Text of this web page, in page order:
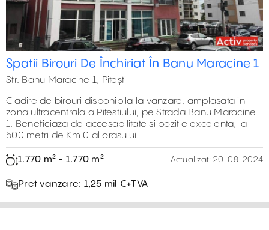
Spatii Birouri De Închiriat În Banu Maracine 1
Str. Banu Maracine 1, Pitești
Cladire de birouri disponibila la vanzare, amplasata in
zona ultracentrala a Pitestiului, pe Strada Banu Maracine
1. Beneficiaza de accesabilitate si pozitie excelenta, la
500 metri de Km 0 al orasului.
1.770 m² - 1.770 m² Actualizat: 20-08-2024
Pret vanzare: 1,25 mil €+TVA